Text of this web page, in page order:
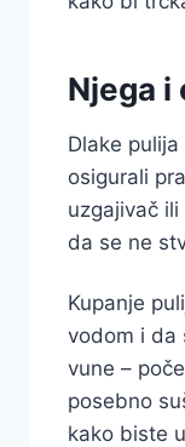
Njega i
Dlake
osigurali
uzgajivač
da se ne
Kupanje
vodom i da
vune –
posebno
kako biste